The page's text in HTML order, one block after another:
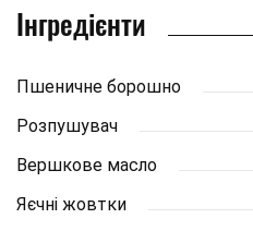
Інгредієнти
Пшеничне борошно
Розпушувач
Вершкове масло
Яєчні жовтки